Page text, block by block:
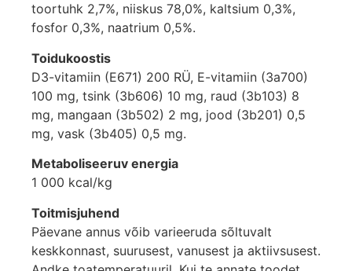
toortuhk 2,7%, niiskus 78,0%, kaltsium 0,3%,
fosfor 0,3%, naatrium 0,5%.
Toidukoostis
D3-vitamiin (E671) 200 RÜ, E-vitamiin (3a700)
100 mg, tsink (3b606) 10 mg, raud (3b103) 8
mg, mangaan (3b502) 2 mg, jood (3b201) 0,5
mg, vask (3b405) 0,5 mg.
Metaboliseeruv energia
1 000 kcal/kg
Toitmisjuhend
Päevane annus võib varieeruda sõltuvalt
keskkonnast, suurusest, vanusest ja aktiivsusest.